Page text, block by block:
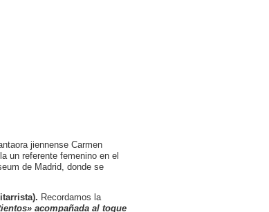
jiennense Carmen
un referente femenino en el
de Madrid, donde se
Recordamos la
acompañada al toque